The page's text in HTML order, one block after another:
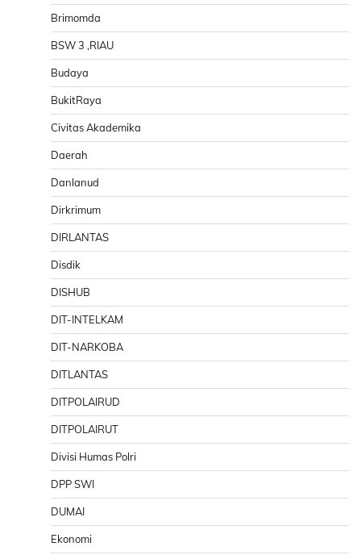
Brimomda
BSW 3 ,RIAU
Budaya
BukitRaya
Civitas Akademika
Daerah
Danlanud
Dirkrimum
DIRLANTAS
Disdik
DISHUB
DIT-INTELKAM
DIT-NARKOBA
DITLANTAS
DITPOLAIRUD
DITPOLAIRUT
Divisi Humas Polri
DPP SWI
DUMAI
Ekonomi